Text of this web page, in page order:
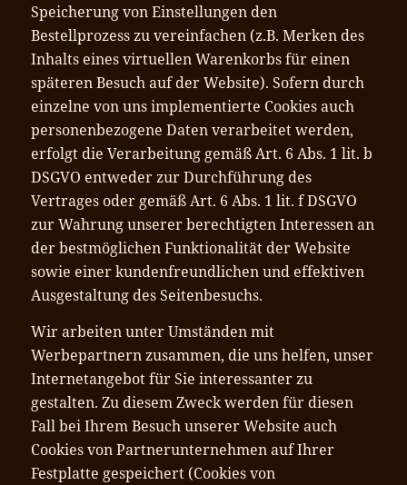
Speicherung von Einstellungen den
Bestellprozess zu vereinfachen (z.B. Merken des
Inhalts eines virtuellen Warenkorbs für einen
späteren Besuch auf der Website). Sofern durch
einzelne von uns implementierte Cookies auch
personenbezogene Daten verarbeitet werden,
erfolgt die Verarbeitung gemäß Art. 6 Abs. 1 lit. b
DSGVO entweder zur Durchführung des
Vertrages oder gemäß Art. 6 Abs. 1 lit. f DSGVO
zur Wahrung unserer berechtigten Interessen an
der bestmöglichen Funktionalität der Website
sowie einer kundenfreundlichen und effektiven
Ausgestaltung des Seitenbesuchs.
Wir arbeiten unter Umständen mit
Werbepartnern zusammen, die uns helfen, unser
Internetangebot für Sie interessanter zu
gestalten. Zu diesem Zweck werden für diesen
Fall bei Ihrem Besuch unserer Website auch
Cookies von Partnerunternehmen auf Ihrer
Festplatte gespeichert (Cookies von